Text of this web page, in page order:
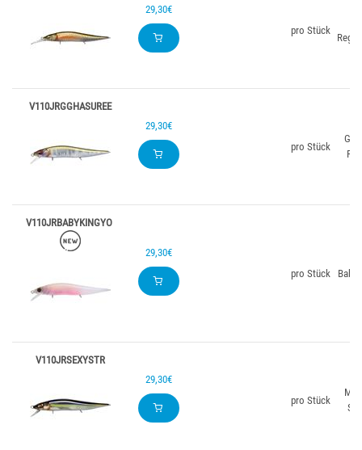
29,30€
pro Stück
V110JRGGHASUREE
29,30€
pro Stück
GG
V110JRBABYKINGYO
29,30€
pro Stück
Baby
V110JRSEXYSTR
29,30€
pro Stück
MG